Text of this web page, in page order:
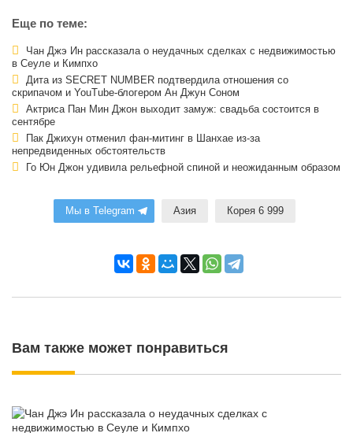
Еще по теме:
Чан Джэ Ин рассказала о неудачных сделках с недвижимостью
в Сеуле и Кимпхо
Дита из SECRET NUMBER подтвердила отношения со
скрипачом и YouTube-блогером Ан Джун Соном
Актриса Пан Мин Джон выходит замуж: свадьба состоится в
сентябре
Пак Джихун отменил фан-митинг в Шанхае из-за
непредвиденных обстоятельств
Го Юн Джон удивила рельефной спиной и неожиданным образом
Мы в Telegram Азия Корея 6 999
Вам также может понравиться